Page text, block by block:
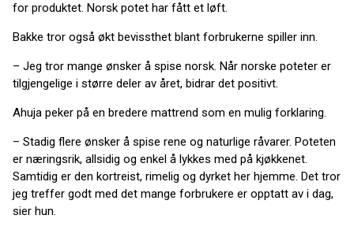
for produktet. Norsk potet har fått et løft.
Bakke tror også økt bevissthet blant forbrukerne spiller inn.
– Jeg tror mange ønsker å spise norsk. Når norske poteter er
tilgjengelige i større deler av året, bidrar det positivt.
Ahuja peker på en bredere mattrend som en mulig forklaring.
– Stadig flere ønsker å spise rene og naturlige råvarer. Poteten
er næringsrik, allsidig og enkel å lykkes med på kjøkkenet.
Samtidig er den kortreist, rimelig og dyrket her hjemme. Det tror
jeg treffer godt med det mange forbrukere er opptatt av i dag,
sier hun.